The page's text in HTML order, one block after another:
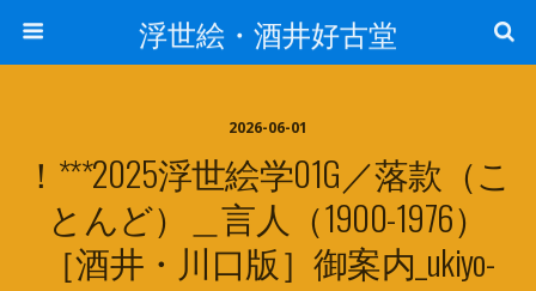
浮世絵・酒井好古堂
2026-06-01
！***2025浮世絵学01G／落款（こ
とんど）＿言人（1900-1976）
［酒井・川口版］御案内_ukiyo-